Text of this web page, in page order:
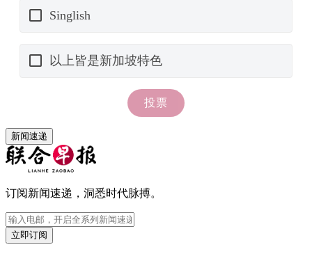
新闻速递
订阅新闻速递，洞悉时代脉搏。
立即订阅